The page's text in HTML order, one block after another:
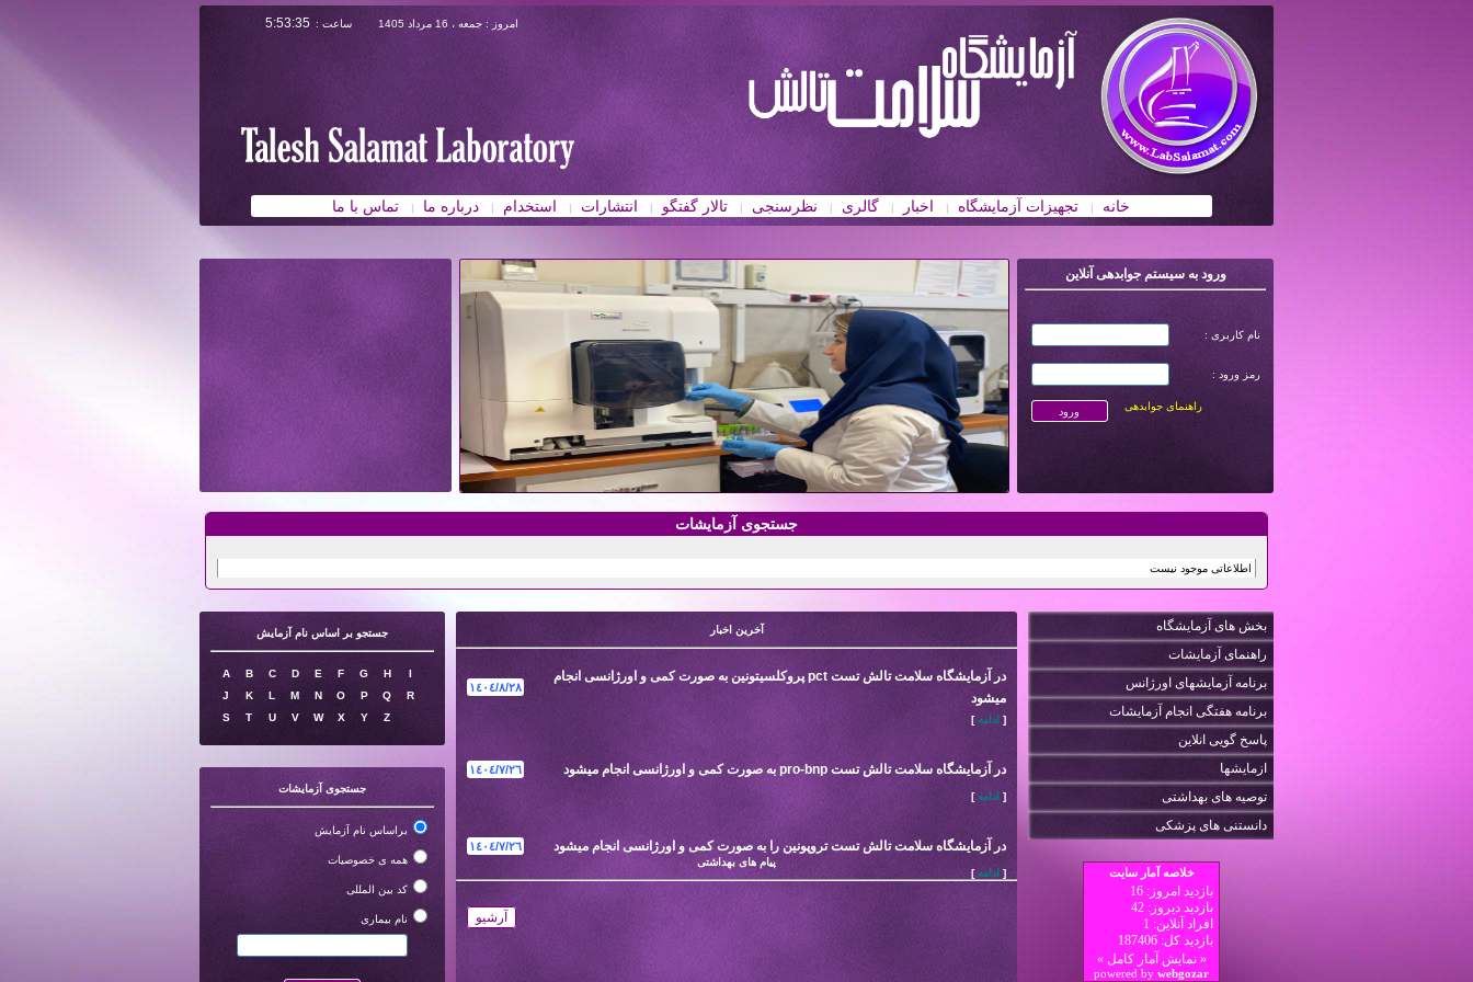
امروز : جمعه ، 16 مرداد 1405 ساعت :
خانه | تجهیزات آزمایشگاه | اخبار | گالری | نظرسنجی | تالار گفتگو | انتشارات | استخدام | درباره ما | تماس با ما
ورود به سیستم جوابدهی آنلاین
نام کاربری :
رمز ورود :
راهنمای جوابدهی
جستجوی آزمایشات
اطلاعاتی موجود نیست
بخش های آزمایشگاه
راهنمای آزمایشات
برنامه آزمایشهای اورژانس
برنامه هفتگی انجام آزمایشات
پاسخ گویی انلاین
ازمایشها
توصیه های بهداشتی
دانستنی های پزشکی
آخرین اخبار
در آزمایشگاه سلامت تالش تست pct پروکلسیتونین به صورت کمی و اورژانسی انجام
میشود
١٤٠٤/٨/٢٨
[ ادامه]
در آزمایشگاه سلامت تالش تست pro-bnp به صورت کمی و اورژانسی انجام میشود ١٤٠٤/٧/٢٦
[ ادامه ]
در آزمایشگاه سلامت تالش تست تروپونین را به صورت کمی و اورژانسی انجام میشود ١٤٠٤/٧/٢٦
[ ادامه]
آرشیو
پیام های بهداشتی
جستجو بر اساس نام آزمایش
A B C D E F G H
I
J
K L M N O P Q
R
S
T U V W X Y Z
جستجوی آزمایشات
براساس نام آزمایش
همه ی خصوصیات
کد بین المللی
نام بیماری